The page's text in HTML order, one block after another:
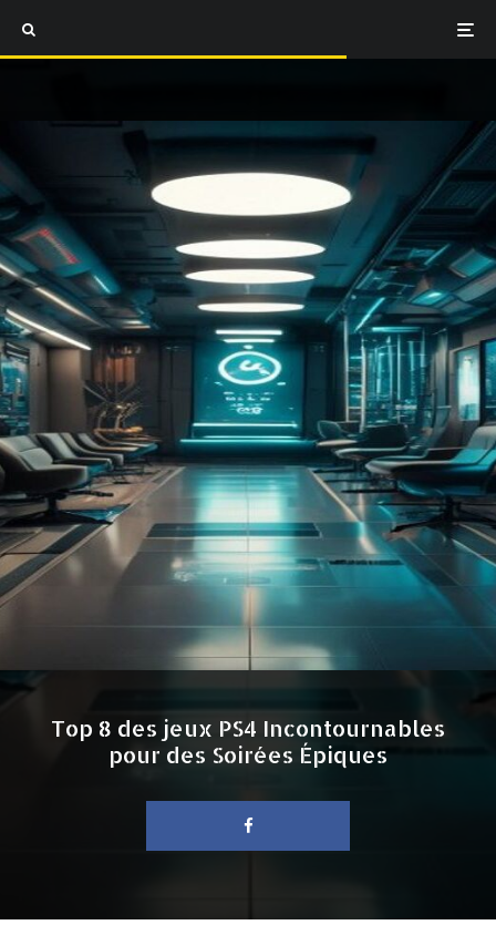
Top 8 des jeux PS4 Incontournables
pour des Soirées Épiques